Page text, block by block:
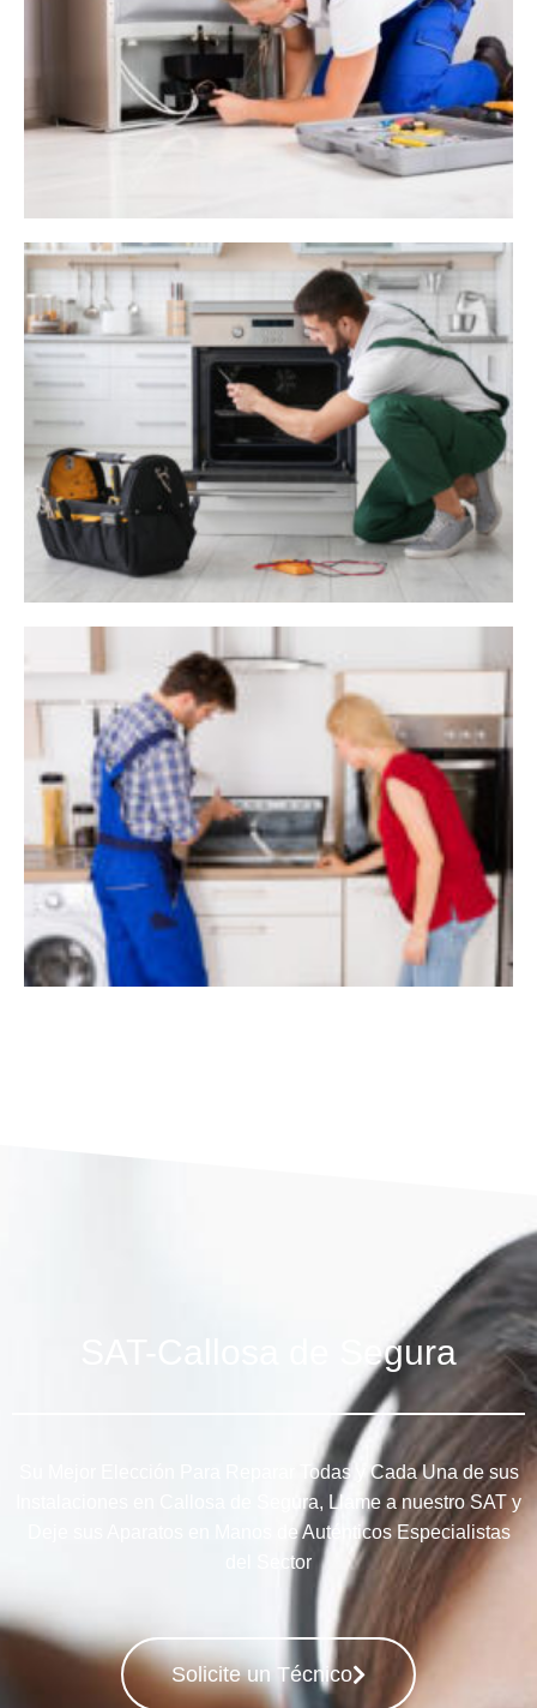
SAT-Callosa de Segura
Su Mejor Elección Para Reparar Todas y Cada Una de sus
Instalaciones en Callosa de Segura, Llame a nuestro SAT y
Deje sus Aparatos en Manos de Auténticos Especialistas
del Sector
Solicite un Técnico